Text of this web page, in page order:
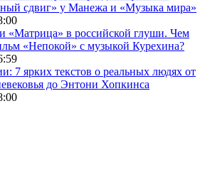
сдвиг» у Манежа и «Музыка мира»
«Матрица» в российской глуши. Чем
«Непокой» с музыкой Курехина?
7 ярких текстов о реальных людях от
до Энтони Хопкинса